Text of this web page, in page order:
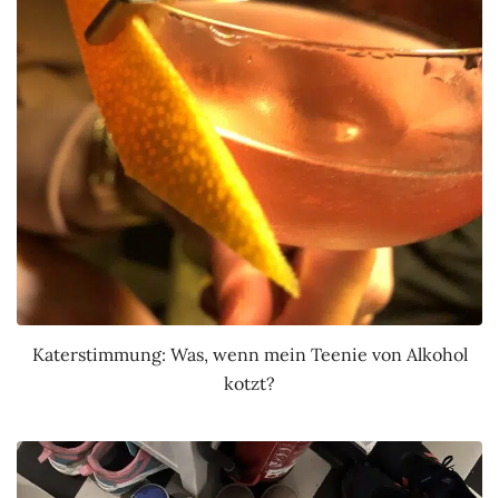
Katerstimmung: Was, wenn mein Teenie von Alkohol
kotzt?